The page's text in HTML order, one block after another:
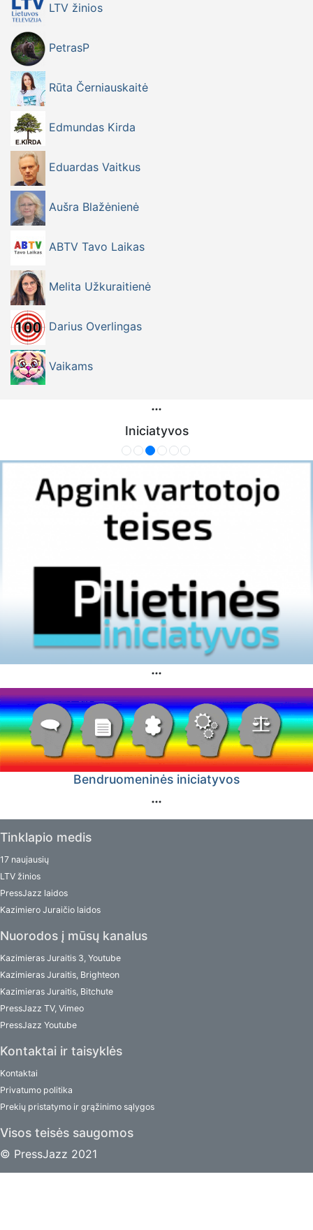
LTV žinios
PetrasP
Rūta Černiauskaitė
Edmundas Kirda
Eduardas Vaitkus
Aušra Blažėnienė
ABTV Tavo Laikas
Melita Užkuraitienė
Darius Overlingas
Vaikams
Iniciatyvos
Bendruomeninės iniciatyvos
Tinklapio medis
17 naujausių
LTV žinios
PressJazz laidos
Kazimiero Juraičio laidos
Nuorodos į mūsų kanalus
Kazimieras Juraitis 3, Youtube
Kazimieras Juraitis, Brighteon
Kazimieras Juraitis, Bitchute
PressJazz TV, Vimeo
PressJazz Youtube
Kontaktai ir taisyklės
Kontaktai
Privatumo politika
Prekių pristatymo ir grąžinimo sąlygos
Visos teisės saugomos
© PressJazz 2021